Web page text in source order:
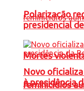
Mortes
feminicídios
Polarização
presidencial
Novo
à presidência